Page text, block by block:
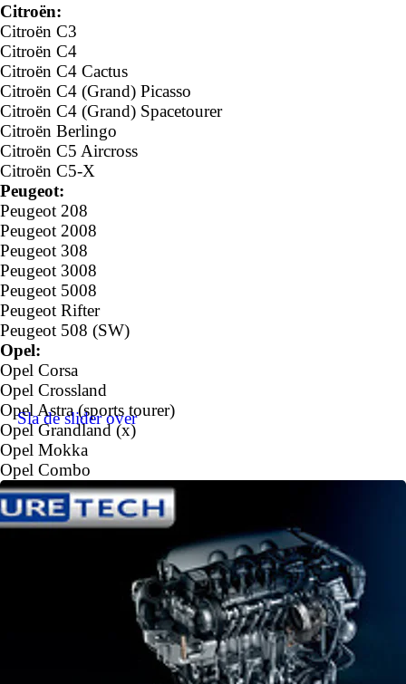
Citroën:
Citroën C3
Citroën C4
Citroën C4 Cactus
Citroën C4 (Grand) Picasso
Citroën C4 (Grand) Spacetourer
Citroën Berlingo
Citroën C5 Aircross
Citroën C5-X
Peugeot:
Peugeot 208
Peugeot 2008
Peugeot 308
Peugeot 3008
Peugeot 5008
Peugeot Rifter
Peugeot 508 (SW)
Opel:
Opel Corsa
Opel Crossland
Opel Astra (sports tourer)
Opel Grandland (x)
Opel Mokka
Opel Combo
Sla de slider over